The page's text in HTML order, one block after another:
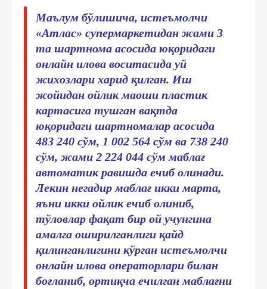
Маълум бўлишича, истеъмолчи
«Атлас» супермаркетидан жами 3
та шартнома асосида юқоридаги
онлайн илова воситасида уй
жихозлари харид қилган. Иш
жойидан ойлик маоши пластик
картасига тушган вақтда
юқоридаги шартномалар асосида
483 240 сўм, 1 002 564 сўм ва 738 240
сўм, жами 2 224 044 сўм маблағ
автоматик равишда ечиб олинади.
Лекин негадир маблағ икки марта,
яъни икки ойлик ечиб олиниб,
тўловлар фақат бир ой учунгина
амалга оширилганлиги қайд
қилинганлигини кўрган истеъмолчи
онлайн илова операторлари билан
боғланиб, ортиқча ечилган маблағни